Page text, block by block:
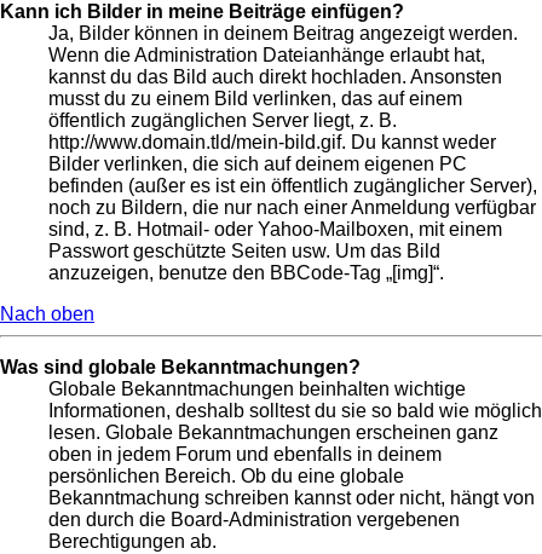
Kann ich Bilder in meine Beiträge einfügen?
Ja, Bilder können in deinem Beitrag angezeigt werden.
Wenn die Administration Dateianhänge erlaubt hat,
kannst du das Bild auch direkt hochladen. Ansonsten
musst du zu einem Bild verlinken, das auf einem
öffentlich zugänglichen Server liegt, z. B.
http://www.domain.tld/mein-bild.gif. Du kannst weder
Bilder verlinken, die sich auf deinem eigenen PC
befinden (außer es ist ein öffentlich zugänglicher Server),
noch zu Bildern, die nur nach einer Anmeldung verfügbar
sind, z. B. Hotmail- oder Yahoo-Mailboxen, mit einem
Passwort geschützte Seiten usw. Um das Bild
anzuzeigen, benutze den BBCode-Tag „[img]“.
Nach oben
Was sind globale Bekanntmachungen?
Globale Bekanntmachungen beinhalten wichtige
Informationen, deshalb solltest du sie so bald wie möglich
lesen. Globale Bekanntmachungen erscheinen ganz
oben in jedem Forum und ebenfalls in deinem
persönlichen Bereich. Ob du eine globale
Bekanntmachung schreiben kannst oder nicht, hängt von
den durch die Board-Administration vergebenen
Berechtigungen ab.